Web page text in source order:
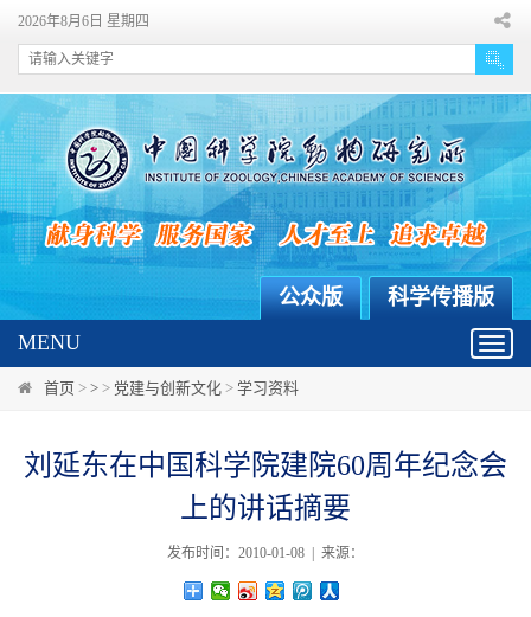
2026年8月6日 星期四
科学传播版
公众版
MENU
首页 > > > 党建与创新文化 > 学习资料
刘延东在中国科学院建院60周年纪念会
上的讲话摘要
发布时间：2010-01-08 | 来源：